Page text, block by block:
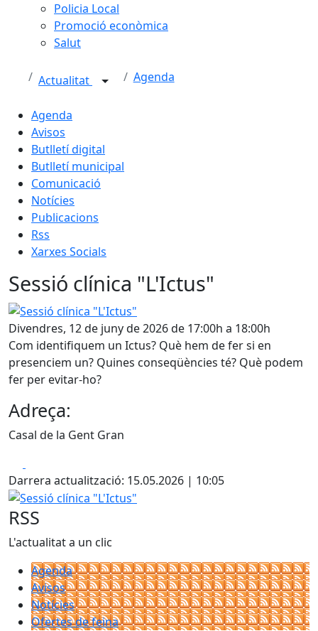
Policia Local
Promoció econòmica
Salut
Actualitat Agenda
Agenda
Avisos
Butlletí digital
Butlletí municipal
Comunicació
Notícies
Publicacions
Rss
Xarxes Socials
Sessió clínica "L'Ictus"
Sessió clínica "L'Ictus"
Divendres, 12 de juny de 2026 de 17:00h a 18:00h
Com identifiquem un Ictus? Què hem de fer si en
presenciem un? Quines conseqüències té? Què podem
fer per evitar-ho?
Adreça:
Casal de la Gent Gran
Darrera actualització: 15.05.2026 | 10:05
Sessió clínica "L'Ictus"
RSS
L'actualitat a un clic
Agenda
Avisos
Notícies
Ofertes de feina